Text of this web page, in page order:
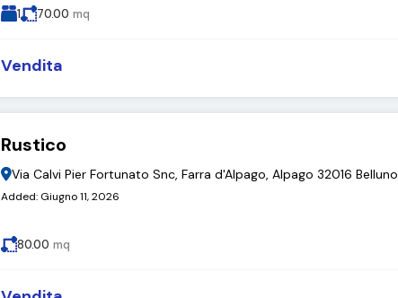
1 70.00 mq
Vendita
Rustico
Via Calvi Pier Fortunato Snc, Farra d'Alpago, Alpago 32016 Belluno
Added:Giugno 11, 2026
80.00 mq